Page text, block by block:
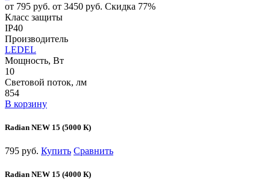
от 795 руб. от 3450 руб. Скидка 77%
Класс защиты
IP40
Производитель
LEDEL
Мощность, Вт
10
Световой поток, лм
854
В корзину
Radian NEW 15 (5000 К)
795 руб. Купить Сравнить
Radian NEW 15 (4000 К)